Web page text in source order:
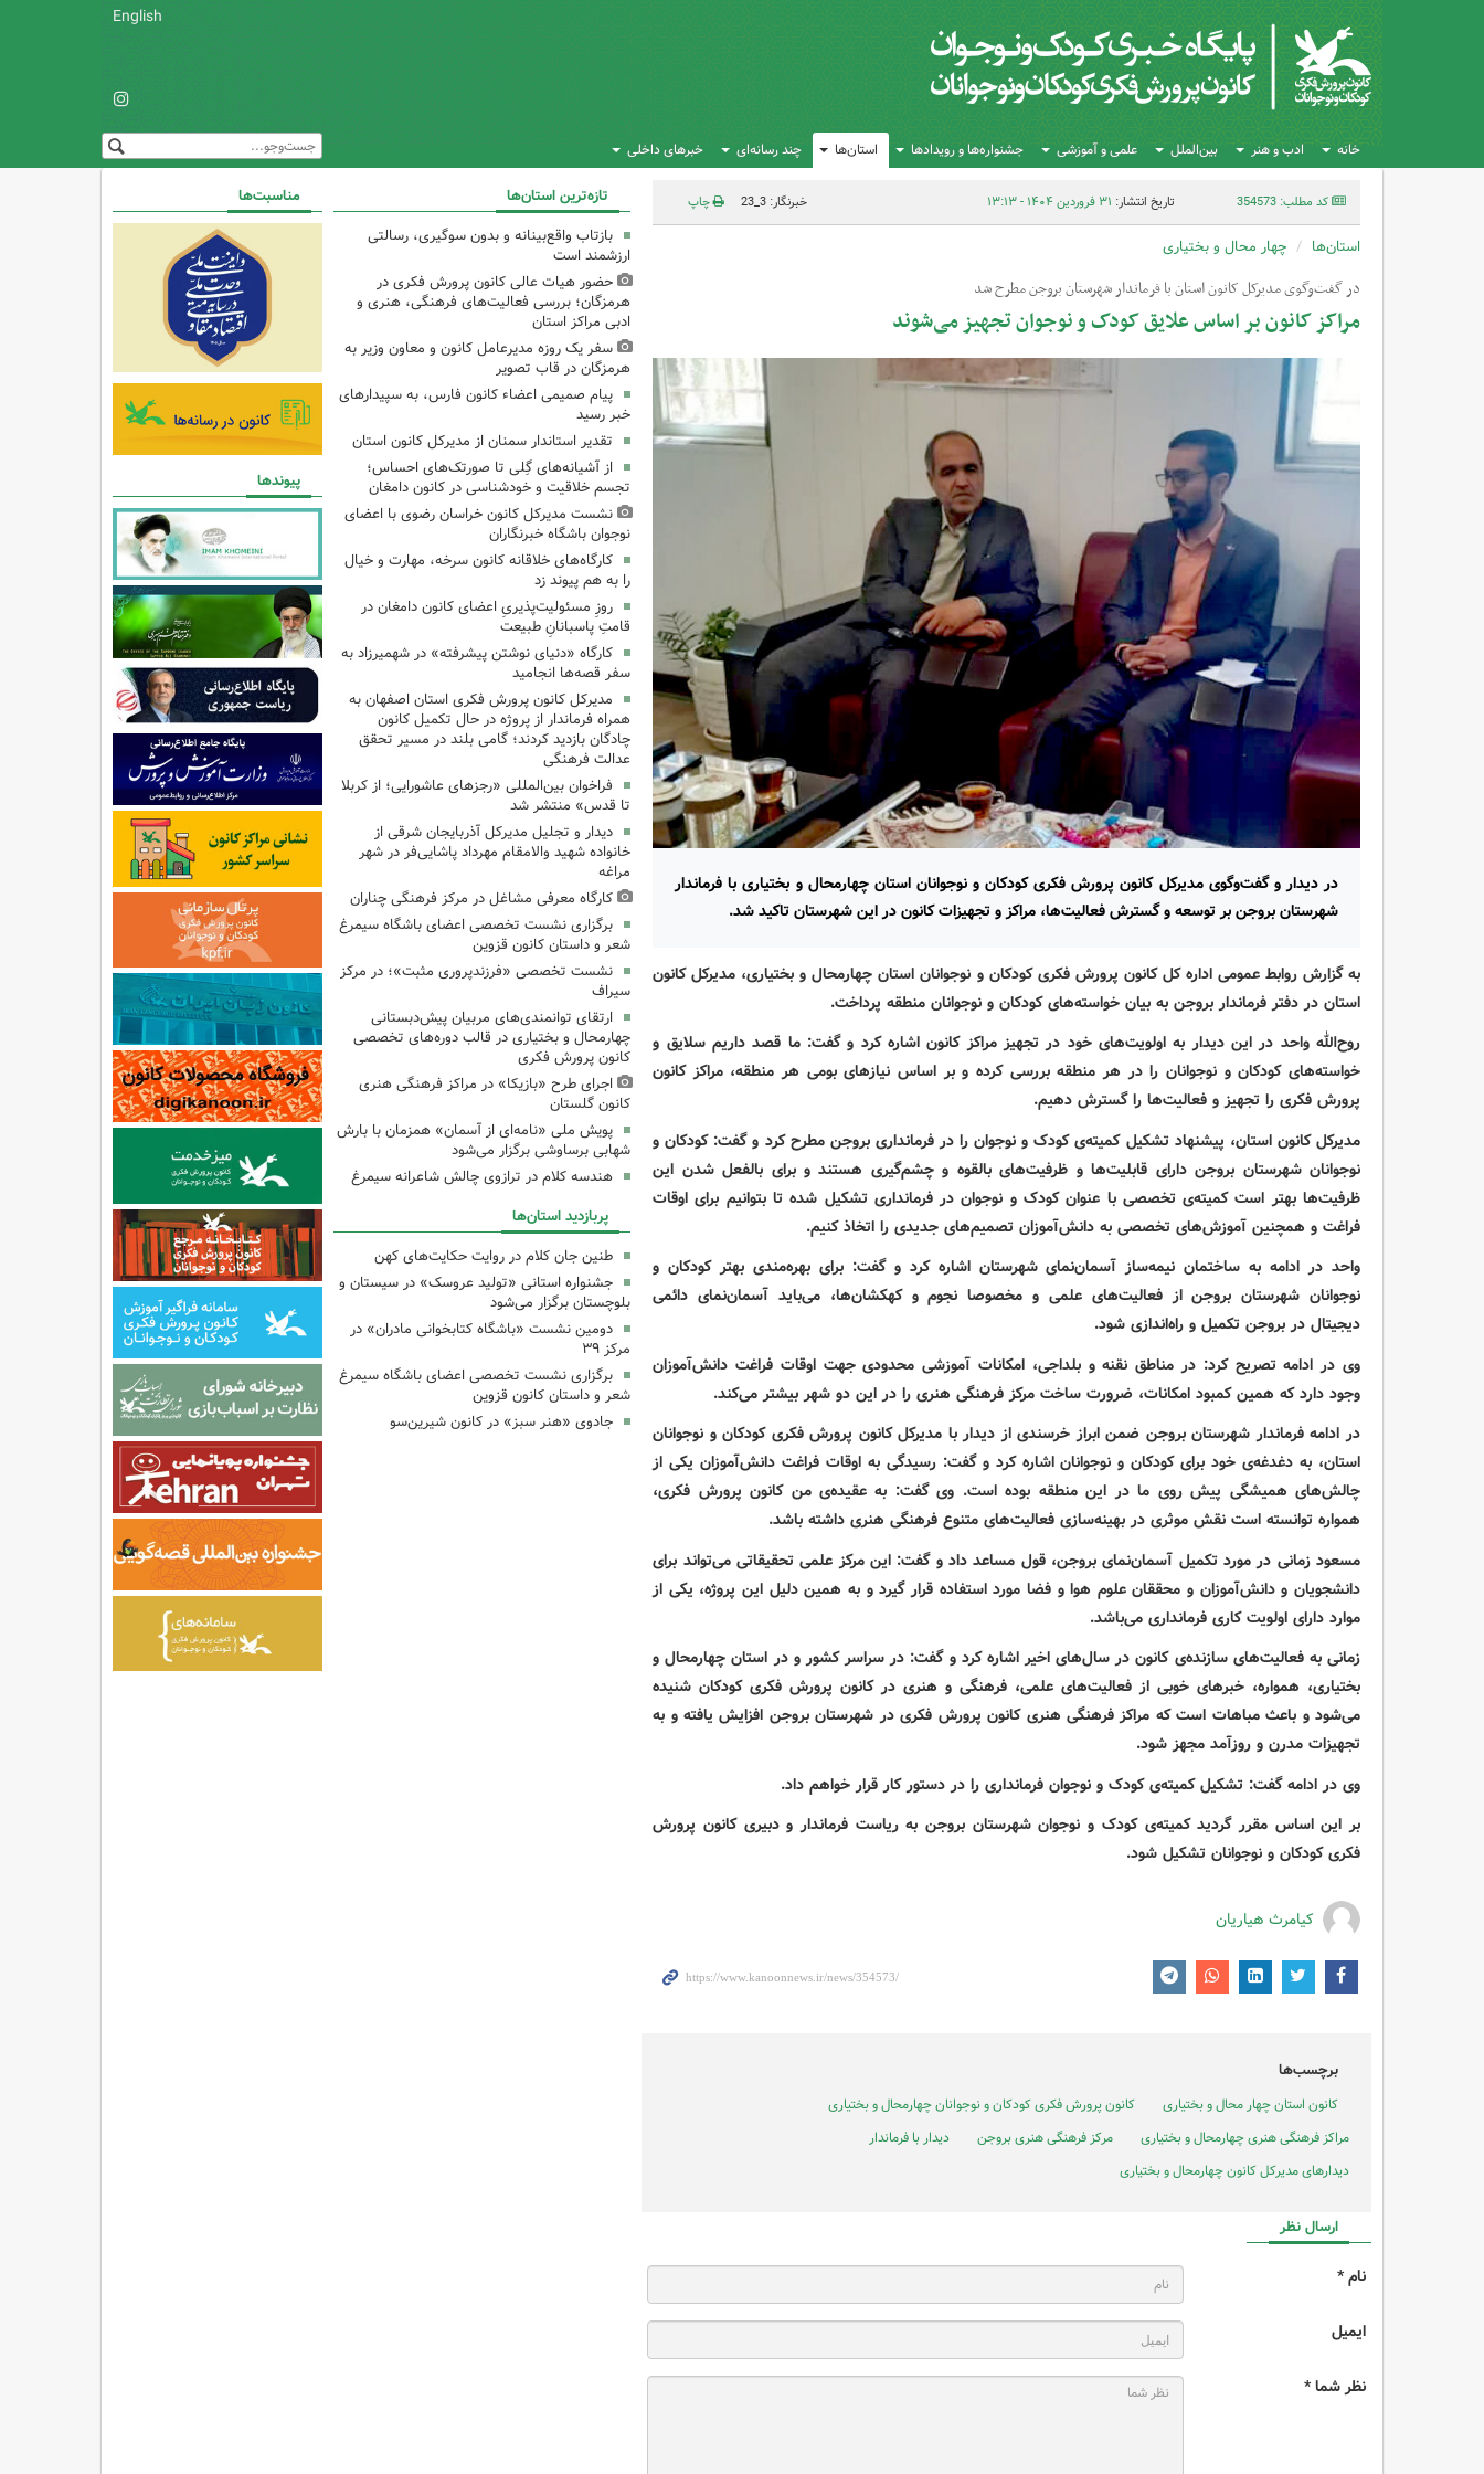
English
خانه ادب و هنر بین‌الملل علمی و آموزشی جشنواره‌ها و رویدادها استان‌ها چند رسانه‌ای خبرهای داخلی
کد مطلب: 354573 تاریخ انتشار: ۳۱ فروردین ۱۴۰۴ - ۱۳:۱۳ خبرنگار: 3_23 چاپ
استان‌ها چهار محال و بختیاری
در گفت‌وگوی مدیرکل کانون استان با فرماندار شهرستان بروجن مطرح شد
مراکز کانون بر اساس علایق کودک و نوجوان تجهیز می‌شوند
در دیدار و گفت‌وگوی مدیرکل کانون پرورش فکری کودکان و نوجوانان استان چهارمحال و بختیاری با فرماندار
شهرستان بروجن بر توسعه‌ و گسترش فعالیت‌ها، مراکز و تجهیزات کانون در این شهرستان تاکید شد.
به گزارش روابط عمومی اداره کل کانون پرورش فکری کودکان و نوجوانان استان چهارمحال و بختیاری، مدیرکل کانون
استان در دفتر فرماندار بروجن به بیان خواسته‌های کودکان و نوجوانان منطقه پرداخت.
روح‌الله واحد در این دیدار به اولویت‌های خود در تجهیز مراکز کانون اشاره کرد و گفت: ما قصد داریم سلایق و
خواسته‌های کودکان و نوجوانان را در هر منطقه بررسی کرده و بر اساس نیازهای بومی هر منطقه، مراکز کانون
پرورش فکری را تجهیز و فعالیت‌ها را گسترش دهیم.
مدیرکل کانون استان، پیشنهاد تشکیل کمیته‌ی کودک و نوجوان را در فرمانداری بروجن مطرح کرد و گفت: کودکان و
نوجوانان شهرستان بروجن دارای قابلیت‌ها و ظرفیت‌های بالقوه و چشم‌گیری هستند و برای بالفعل شدن این
ظرفیت‌ها بهتر است کمیته‌ی تخصصی با عنوان کودک و نوجوان در فرمانداری تشکیل شده تا بتوانیم برای اوقات
فراغت و همچنین آموزش‌های تخصصی به دانش‌آموزان تصمیم‌های جدیدی را اتخاذ کنیم.
واحد در ادامه به ساختمان نیمه‌ساز آسمان‌نمای شهرستان اشاره کرد و گفت: برای بهره‌مندی بهتر کودکان و
نوجوانان شهرستان بروجن از فعالیت‌های علمی و مخصوصا نجوم و کهکشان‌ها، می‌باید آسمان‌نمای دائمی
دیجیتال در بروجن تکمیل و راه‌اندازی شود.
وی در ادامه تصریح کرد: در مناطق نقنه و بلداجی، امکانات آموزشی محدودی جهت اوقات فراغت دانش‌آموزان
وجود دارد که همین کمبود امکانات، ضرورت ساخت مرکز فرهنگی هنری را در این دو شهر بیشتر می‌کند.
در ادامه فرماندار شهرستان بروجن ضمن ابراز خرسندی از دیدار با مدیرکل کانون پرورش فکری کودکان و نوجوانان
استان، به دغدغه‌ی خود برای کودکان و نوجوانان اشاره کرد و گفت: رسیدگی به اوقات فراغت دانش‌آموزان یکی از
چالش‌های همیشگی پیش روی ما در این منطقه بوده است. وی گفت: به عقیده‌ی من کانون پرورش فکری،
همواره توانسته است نقش موثری در بهینه‌سازی فعالیت‌های متنوع فرهنگی هنری داشته باشد.
مسعود زمانی در مورد تکمیل آسمان‌نمای بروجن، قول مساعد داد و گفت: این مرکز علمی تحقیقاتی می‌تواند برای
دانشجویان و دانش‌آموزان و محققان علوم هوا و فضا مورد استفاده قرار گیرد و به همین دلیل این پروژه، یکی از
موارد دارای اولویت کاری فرمانداری می‌باشد.
زمانی به فعالیت‌های سازنده‌ی کانون در سال‌های اخیر اشاره کرد و گفت: در سراسر کشور و در استان چهارمحال و
بختیاری، همواره، خبرهای خوبی از فعالیت‌های علمی، فرهنگی و هنری در کانون پرورش فکری کودکان شنیده
می‌شود و باعث مباهات است که مراکز فرهنگی هنری کانون پرورش فکری در شهرستان بروجن افزایش یافته و به
تجهیزات مدرن و روزآمد مجهز شود.
وی در ادامه گفت: تشکیل کمیته‌ی کودک و نوجوان فرمانداری را در دستور کار قرار خواهم داد.
بر این اساس مقرر گردید کمیته‌ی کودک و نوجوان شهرستان بروجن به ریاست فرماندار و دبیری کانون پرورش
فکری کودکان و نوجوانان تشکیل شود.
کیامرث هیاریان
برچسب‌ها
کانون استان چهار محال و بختیاری
کانون پرورش فکری کودکان و نوجوانان چهارمحال و بختیاری
مراکز فرهنگی هنری چهارمحال و بختیاری
مرکز فرهنگی هنری بروجن
دیدار با فرماندار
دیدارهای مدیرکل کانون چهارمحال و بختیاری
ارسال نظر
نام *
ایمیل
نظر شما *
تازه‌ترین استان‌ها
بازتاب واقع‌بینانه و بدون سوگیری، رسالتی
ارزشمند است
حضور هیات عالی کانون پرورش فکری در
هرمزگان؛ بررسی فعالیت‌های فرهنگی، هنری و
ادبی مراکز استان
سفر یک روزه مدیرعامل کانون و معاون وزیر به
هرمزگان در قاب تصویر
پیام صمیمی اعضاء کانون فارس، به سپیدارهای
خبر رسید
تقدیر استاندار سمنان از مدیرکل کانون استان
از آشیانه‌های گِلی تا صورتک‌های احساس؛
تجسم خلاقیت و خودشناسی در کانون دامغان
نشست مدیرکل کانون خراسان رضوی با اعضای
نوجوان باشگاه خبرنگاران
کارگاه‌های خلاقانه کانون سرخه، مهارت و خیال
را به هم پیوند زد
روزِ مسئولیت‌پذیریِ اعضای کانون دامغان در
قامتِ پاسبانانِ طبیعت
کارگاه «دنیای نوشتن پیشرفته» در شهمیرزاد به
سفر قصه‌ها انجامید
مدیرکل کانون پرورش فکری استان اصفهان به
همراه فرماندار از پروژه در حال تکمیل کانون
چادگان بازدید کردند؛ گامی بلند در مسیر تحقق
عدالت فرهنگی
فراخوان بین‌المللی «رجزهای عاشورایی؛ از کربلا
تا قدس» منتشر شد
دیدار و تجلیل مدیرکل آذربایجان شرقی از
خانواده شهید والامقام مهرداد پاشایی‌فر در شهر
مراغه
کارگاه معرفی مشاغل در مرکز فرهنگی چناران
برگزاری نشست تخصصی اعضای باشگاه سیمرغ
شعر و داستان کانون قزوین
نشست تخصصی «فرزندپروری مثبت»؛ در مرکز
سیراف
ارتقای توانمندی‌های مربیان پیش‌دبستانی
چهارمحال و بختیاری در قالب دوره‌های تخصصی
کانون پرورش فکری
اجرای طرح «بازیکا» در مراکز فرهنگی هنری
کانون گلستان
پویش ملی «نامه‌ای از آسمان» همزمان با بارش
شهابی برساوشی برگزار می‌شود
هندسه کلام در ترازوی چالش شاعرانه سیمرغ
پربازدید استان‌ها
طنین جان کلام در روایت حکایت‌های کهن
جشنواره استانی «تولید عروسک» در سیستان و
بلوچستان برگزار می‌شود
دومین نشست «باشگاه کتابخوانی مادران» در
مرکز ۳۹
برگزاری نشست تخصصی اعضای باشگاه سیمرغ
شعر و داستان کانون قزوین
جادوی «هنر سبز» در کانون شیرین‌سو
مناسبت‌ها
پیوندها